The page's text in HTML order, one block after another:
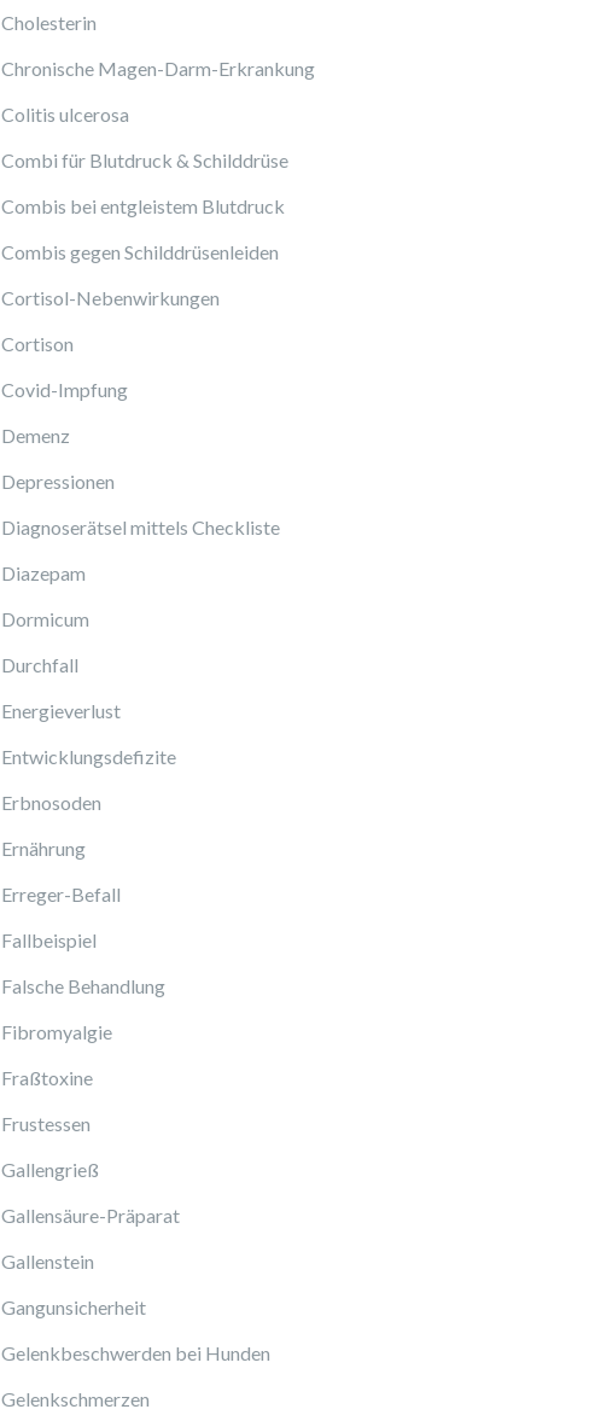
Cholesterin
Chronische Magen-Darm-Erkrankung
Colitis ulcerosa
Combi für Blutdruck & Schilddrüse
Combis bei entgleistem Blutdruck
Combis gegen Schilddrüsenleiden
Cortisol-Nebenwirkungen
Cortison
Covid-Impfung
Demenz
Depressionen
Diagnoserätsel mittels Checkliste
Diazepam
Dormicum
Durchfall
Energieverlust
Entwicklungsdefizite
Erbnosoden
Ernährung
Erreger-Befall
Fallbeispiel
Falsche Behandlung
Fibromyalgie
Fraßtoxine
Frustessen
Gallengrieß
Gallensäure-Präparat
Gallenstein
Gangunsicherheit
Gelenkbeschwerden bei Hunden
Gelenkschmerzen